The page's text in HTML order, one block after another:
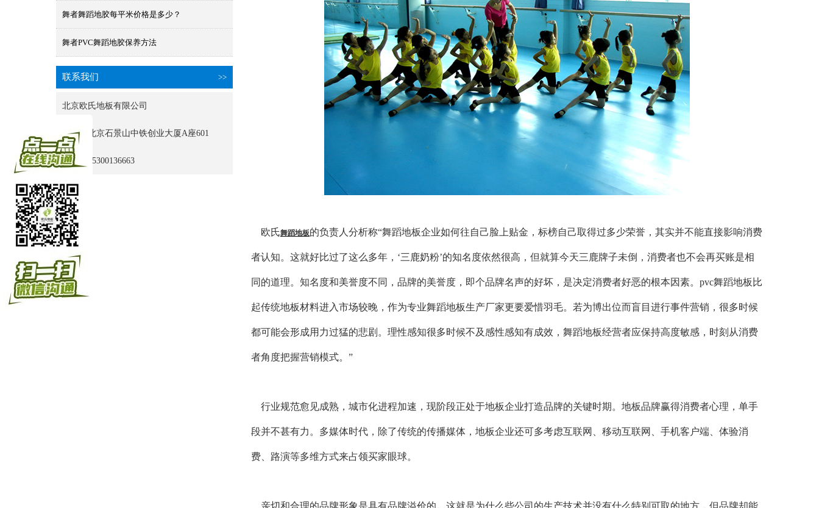
舞者舞蹈地胶每平米价格是多少？
舞者PVC舞蹈地胶保养方法
联系我们 >>
北京欧氏地板有限公司
地址：北京石景山中铁创业大厦A座601
手机：15300136663
欧氏舞蹈地板的负责人分析称“舞蹈地板企业如何往自己脸上贴金，标榜自己取得过多少荣誉，其实并不能直接影响消费
者认知。这就好比过了这么多年，‘三鹿奶粉’的知名度依然很高，但就算今天三鹿牌子未倒，消费者也不会再买账是相
同的道理。知名度和美誉度不同，品牌的美誉度，即个品牌名声的好坏，是决定消费者好恶的根本因素。pvc舞蹈地板比
起传统地板材料进入市场较晚，作为专业舞蹈地板生产厂家更要爱惜羽毛。若为博出位而盲目进行事件营销，很多时候
都可能会形成用力过猛的悲剧。理性感知很多时候不及感性感知有成效，舞蹈地板经营者应保持高度敏感，时刻从消费
者角度把握营销模式。”
行业规范愈见成熟，城市化进程加速，现阶段正处于地板企业打造品牌的关键时期。地板品牌赢得消费者心理，单手
段并不甚有力。多媒体时代，除了传统的传播媒体，地板企业还可多考虑互联网、移动互联网、手机客户端、体验消
费、路演等多维方式来占领买家眼球。
亲切和合理的品牌形象是具有品牌溢价的。这就是为什么些公司的生产技术并没有什么特别可取的地方，但品牌却能